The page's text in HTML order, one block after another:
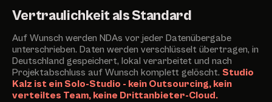
Vertraulichkeit als Standard
Auf Wunsch werden NDAs vor jeder Datenübergabe
unterschrieben. Daten werden verschlüsselt übertragen, in
Deutschland gespeichert, lokal verarbeitet und nach
Projektabschluss auf Wunsch komplett gelöscht. Studio
Kalz ist ein Solo-Studio - kein Outsourcing, kein
verteiltes Team, keine Drittanbieter-Cloud.